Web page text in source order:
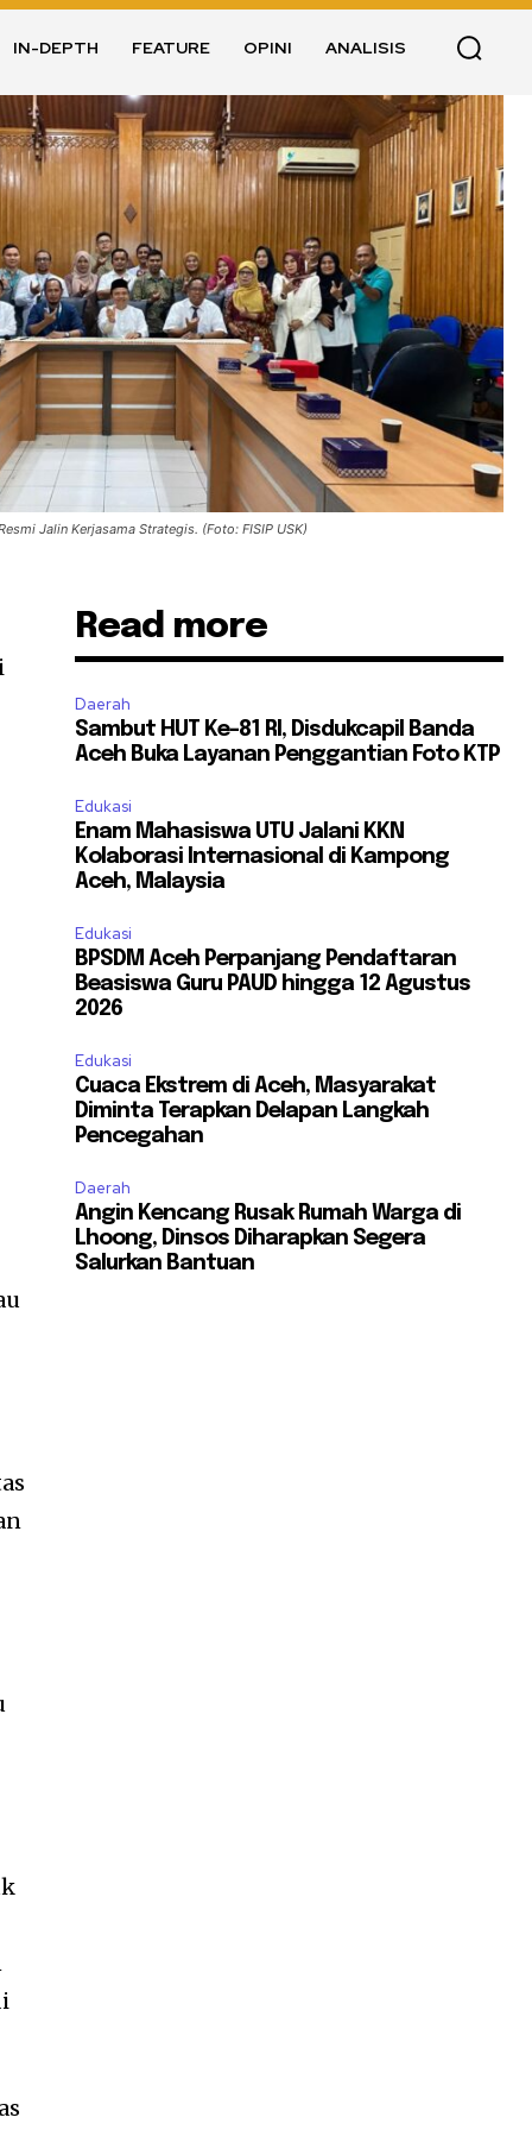
IN-DEPTH FEATURE OPINI ANALISIS
Jalin Kerjasama Strategis. (Foto: FISIP USK)
Read more
Daerah
Sambut HUT Ke-81 RI, Disdukcapil Banda
Aceh Buka Layanan Penggantian Foto KTP
Edukasi
Enam Mahasiswa UTU Jalani KKN
Kolaborasi Internasional di Kampong
Aceh, Malaysia
Edukasi
BPSDM Aceh Perpanjang Pendaftaran
Beasiswa Guru PAUD hingga 12 Agustus
2026
Edukasi
Cuaca Ekstrem di Aceh, Masyarakat
Diminta Terapkan Delapan Langkah
Pencegahan
Daerah
Angin Kencang Rusak Rumah Warga di
Lhoong, Dinsos Diharapkan Segera
Salurkan Bantuan